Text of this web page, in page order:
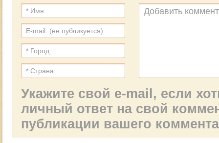
Укажите свой e-mail, если
личный ответ на свой
публикации вашего